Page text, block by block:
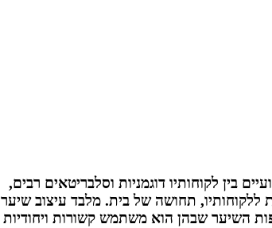
המקצועיים בין לקוחותיו דוגמניות וסלבריטאים רבים,
חמימה ושמחה הנותנת ללקוחותיו, תחושה של בית. מלבד עיצוב שיער
השיער שבהן הוא משתמש קשורות ויחודיות